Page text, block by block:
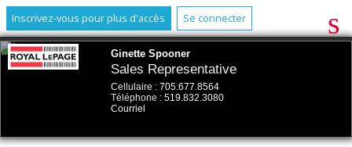
Inscrivez-vous pour plus d'accès Se connecter
Ginette Spooner
Sales Representative
Cellulaire : 705.677.8564
Téléphone : 519.832.3080
Courriel